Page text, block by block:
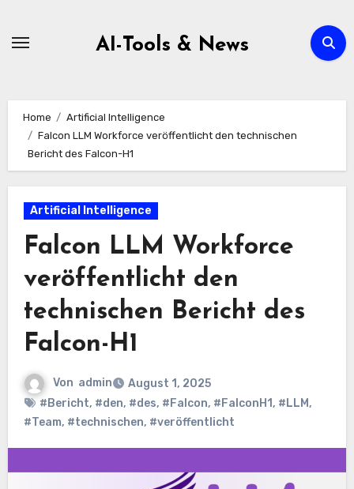
AI-Tools & News
Home
Artificial Intelligence
Falcon LLM Workforce veröffentlicht den technischen
Bericht des Falcon-H1
Artificial Intelligence
Falcon LLM Workforce
veröffentlicht den
technischen Bericht des
Falcon-H1
Von admin
August 1, 2025
#Bericht, #den, #des, #Falcon, #FalconH1, #LLM,
#Team, #technischen, #veröffentlicht